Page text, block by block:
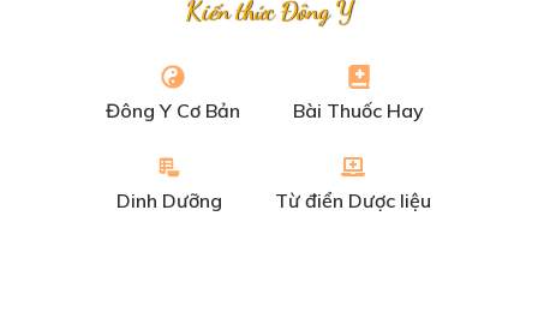
Kiến thức Đông Y
Đông Y Cơ Bản Bài Thuốc Hay
Dinh Dưỡng Từ điển Dược liệu